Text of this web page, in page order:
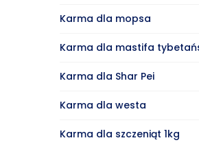
Karma dla mopsa
Karma dla mastifa
Karma dla Shar Pei
Karma dla westa
Karma dla szczeniąt 1kg